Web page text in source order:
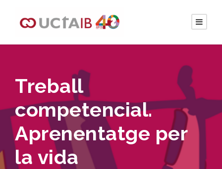
Treball
competencial.
Aprenentatge per
la vida